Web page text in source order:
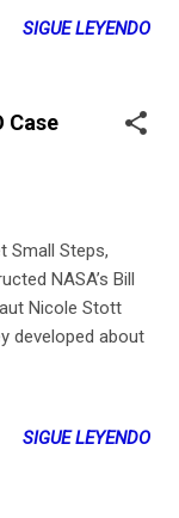
cuando. por la
la finca que
sustento sino
“Dora y su
con las que
orgullo de
SIGUE LEYENDO
Case
Small Steps,
NASA’s Bill
Nicole Stott
developed about
SIGUE LEYENDO